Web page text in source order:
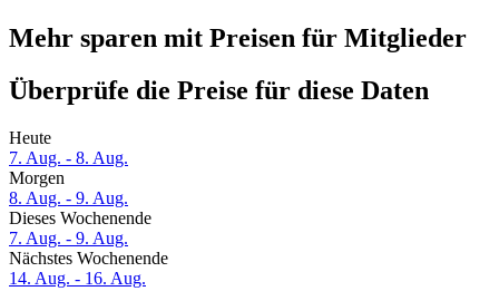
Mehr sparen mit Preisen für Mitglieder
Überprüfe die Preise für diese Daten
Heute
7. Aug. - 8. Aug.
Morgen
8. Aug. - 9. Aug.
Dieses Wochenende
7. Aug. - 9. Aug.
Nächstes Wochenende
14. Aug. - 16. Aug.